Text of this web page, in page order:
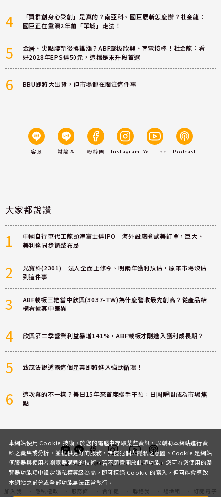
4
「買群創身心受創」是真的？南亞科、國巨腰斬怎麼辦？杜金龍：
國巨正在重演2年前「華城」走法！
5
金居、尖點腰斬後換誰漲？ABF載板欣興、南電接棒！杜金龍：看
好2028年EPS達50元，這檔是末升段首選
6 BBU即將大出貨，但市場都在關注這件事
客服 討論區 粉絲團 Instagram Youtube Podcast
大家都說讚
1
中國自行車代工龍頭津富士達IPO 海外設廠搶歐美訂單，巨大、
美利達同步調整布局
2
光寶科(2301)｜法人全面上修今、明兩年獲利預估，原來市場沒估
到這件事
3
ABF載板三雄當中欣興(3037-TW)為什麼營收最先創高？從產品結
構看懂其中差異
4 欣興第二季營業利益暴增141%，ABF載板才剛進入獲利成長期？
5 致茂法說透露這個產業即將進入強勁循環！
6
這次真的不一樣？美日15年來首度聯手干預，日圓瞬間成為市場焦
點
客服 討論區粉絲團InstagramYoutubePodcast
加入我
隱私權政
服務條
合作提
聯絡我
場地租
訂閱電子
本網站使用 Cookie 技術，於您的電腦中存取某些資訊，以輔助本網站進行資
料之彙集或分析，並提供更好的服務，無侵犯個人隱私之意圖。Cookie 是網站
伺服器與使用者瀏覽器溝通的技術，若不願意開放此項功能，您可在您使用的瀏
覽器功能項中設定隱私權等級為高，即可拒絕 Cookie 的寫入，但可能會導致
本網站之部分或全部功能無法正常執行。